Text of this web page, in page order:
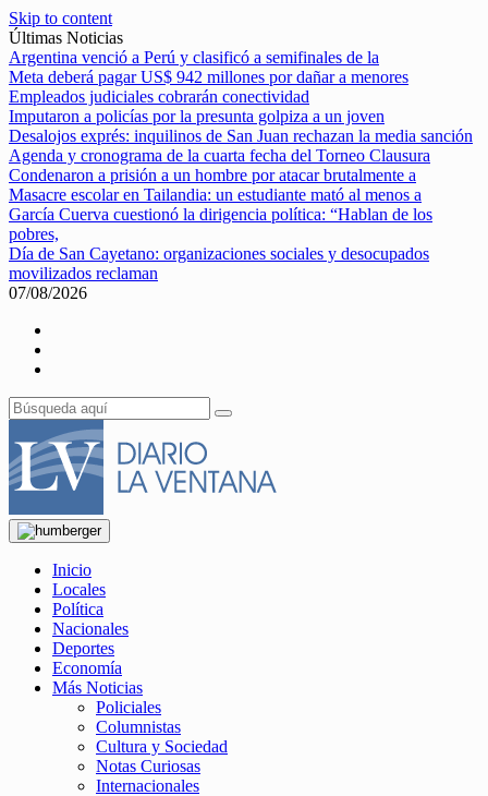
Skip to content
Últimas Noticias
Argentina venció a Perú y clasificó a semifinales de la
Meta deberá pagar US$ 942 millones por dañar a menores
Empleados judiciales cobrarán conectividad
Imputaron a policías por la presunta golpiza a un joven
Desalojos exprés: inquilinos de San Juan rechazan la media sanción
Agenda y cronograma de la cuarta fecha del Torneo Clausura
Condenaron a prisión a un hombre por atacar brutalmente a
Masacre escolar en Tailandia: un estudiante mató al menos a
García Cuerva cuestionó la dirigencia política: “Hablan de los
pobres,
Día de San Cayetano: organizaciones sociales y desocupados
movilizados reclaman
07/08/2026
Inicio
Locales
Política
Nacionales
Deportes
Economía
Más Noticias
Policiales
Columnistas
Cultura y Sociedad
Notas Curiosas
Internacionales